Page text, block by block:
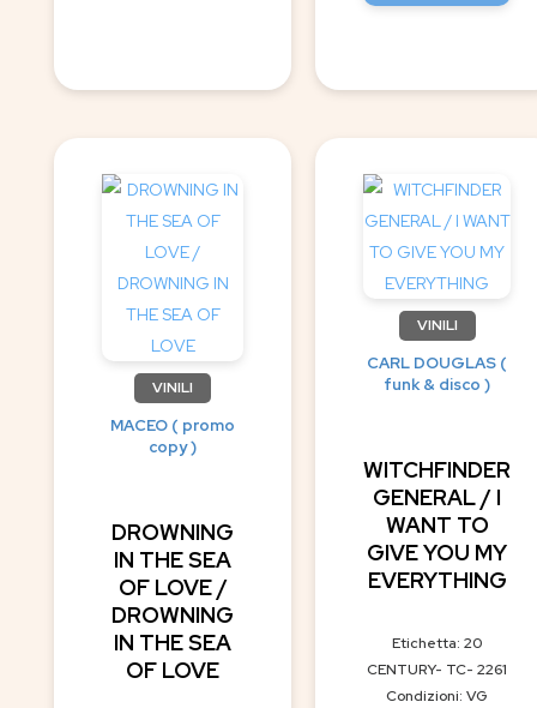
VINILI
MACEO ( promo
copy )
DROWNING
IN THE SEA
OF LOVE /
DROWNING
IN THE SEA
OF LOVE
VINILI
CARL DOUGLAS (
funk & disco )
WITCHFINDER
GENERAL / I
WANT TO
GIVE YOU MY
EVERYTHING
Etichetta: 20
CENTURY- TC- 2261
Condizioni: VG